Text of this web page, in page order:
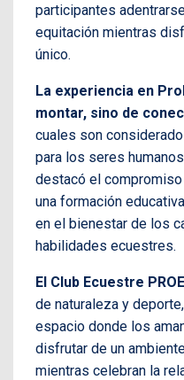
participantes
equitación mientras
único.
La experiencia en
montar, sino de
cuales son
para los seres
destacó el
una formación
en el bienestar de los
habilidades ecuestres.
El Club Ecuestre
de naturaleza y
espacio donde los
disfrutar de un
mientras celebran la